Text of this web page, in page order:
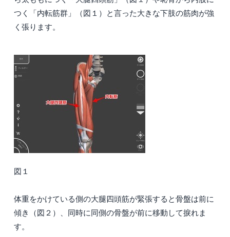
つく「内転筋群」（図１）と言った大きな下肢の筋肉が強
く張ります。
図１
体重をかけている側の大腿四頭筋が緊張すると骨盤は前に
傾き（図２）、同時に同側の骨盤が前に移動して捩れま
す。